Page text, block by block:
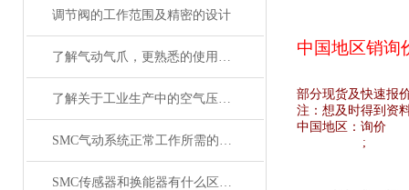
调节阀的工作范围及精密的设计
了解气动气爪，更熟悉的使用SMC齐气动气爪
了解关于工业生产中的空气压缩机应用
SMC气动系统正常工作所需的技术要求
SMC传感器和换能器有什么区别？
中国地区销询
部分现货及快速报
注：想及时得到资
中国地区： 询价
;